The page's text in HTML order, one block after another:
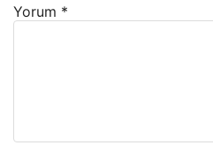
Yorum *